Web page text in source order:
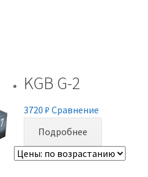
KGB G-2
3720₽ Сравнение
Подробнее